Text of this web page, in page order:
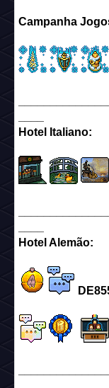
Campanha
Hotel Italiano:
Hotel Alemão: